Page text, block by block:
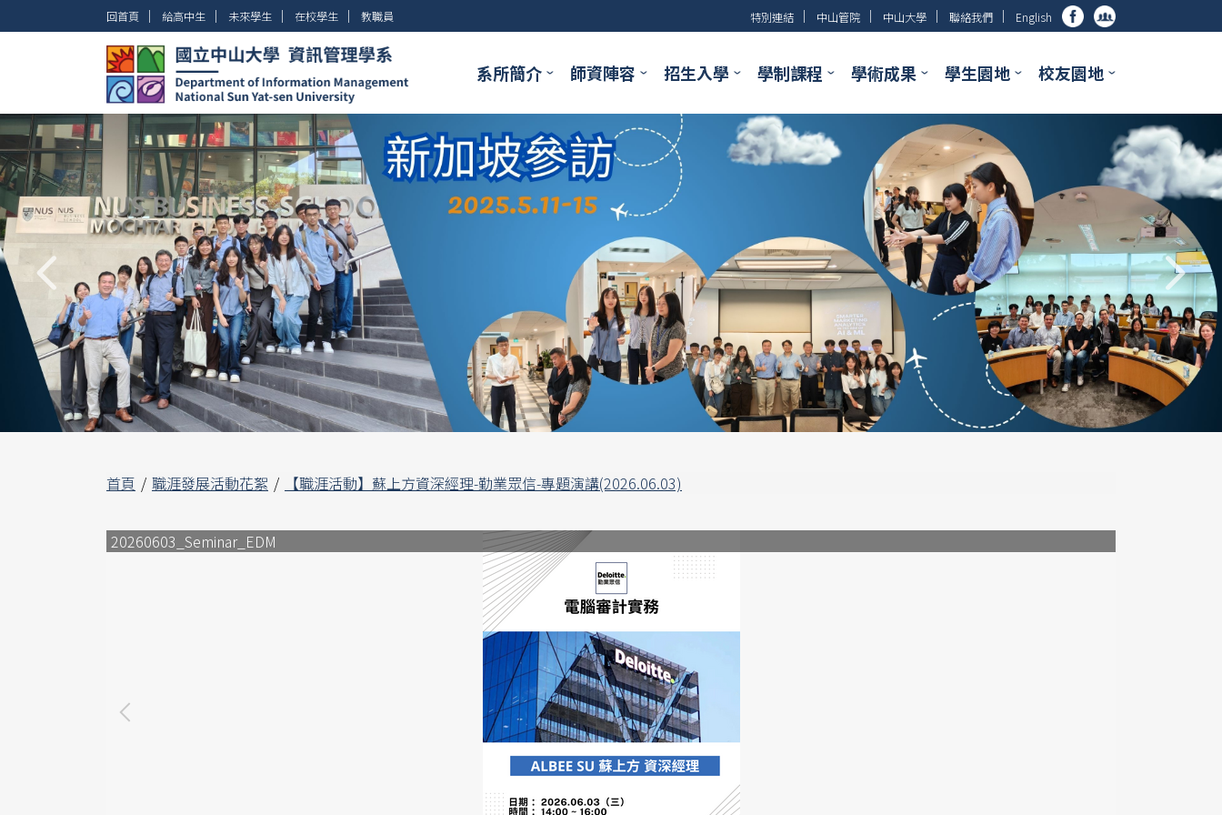
到
容
區
回首頁 │ 給高中生 │ 未來學生 │ 在校學生 │ 教職員 特別連結 │ 中山管院 │ 中山大學 │ 聯絡我們 │ English
系所簡介 師資陣容 招生入學 學制課程 學術成果 學生園地 校友園地
首頁 職涯發展活動花絮 【職涯活動】蘇上方資深經理-勤業眾信-專題演講(2026.06.03)
20260603_Seminar_EDM